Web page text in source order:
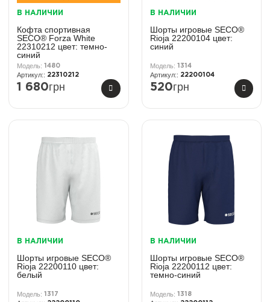
В НАЛИЧИИ
Кофта спортивная
SECO® Forza White
22310212 цвет: темно-
синий
1480
22310212
1 680грн
В НАЛИЧИИ
Шорты игровые SECO®
Rioja 22200104 цвет:
синий
1314
22200104
520грн
В НАЛИЧИИ
Шорты игровые SECO®
Rioja 22200110 цвет:
белый
1317
В НАЛИЧИИ
Шорты игровые SECO®
Rioja 22200112 цвет:
темно-синий
1318